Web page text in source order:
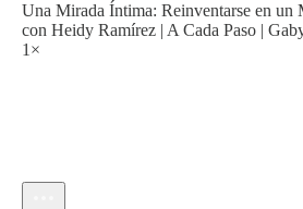
Una Mirada Íntima: Reinventarse en un
con Heidy Ramírez | A Cada Paso |
1×